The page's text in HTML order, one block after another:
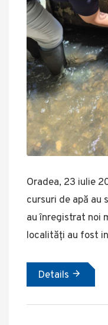
Oradea, 23 iulie
cursuri de apă au
au înregistrat noi
localități au fost
Details